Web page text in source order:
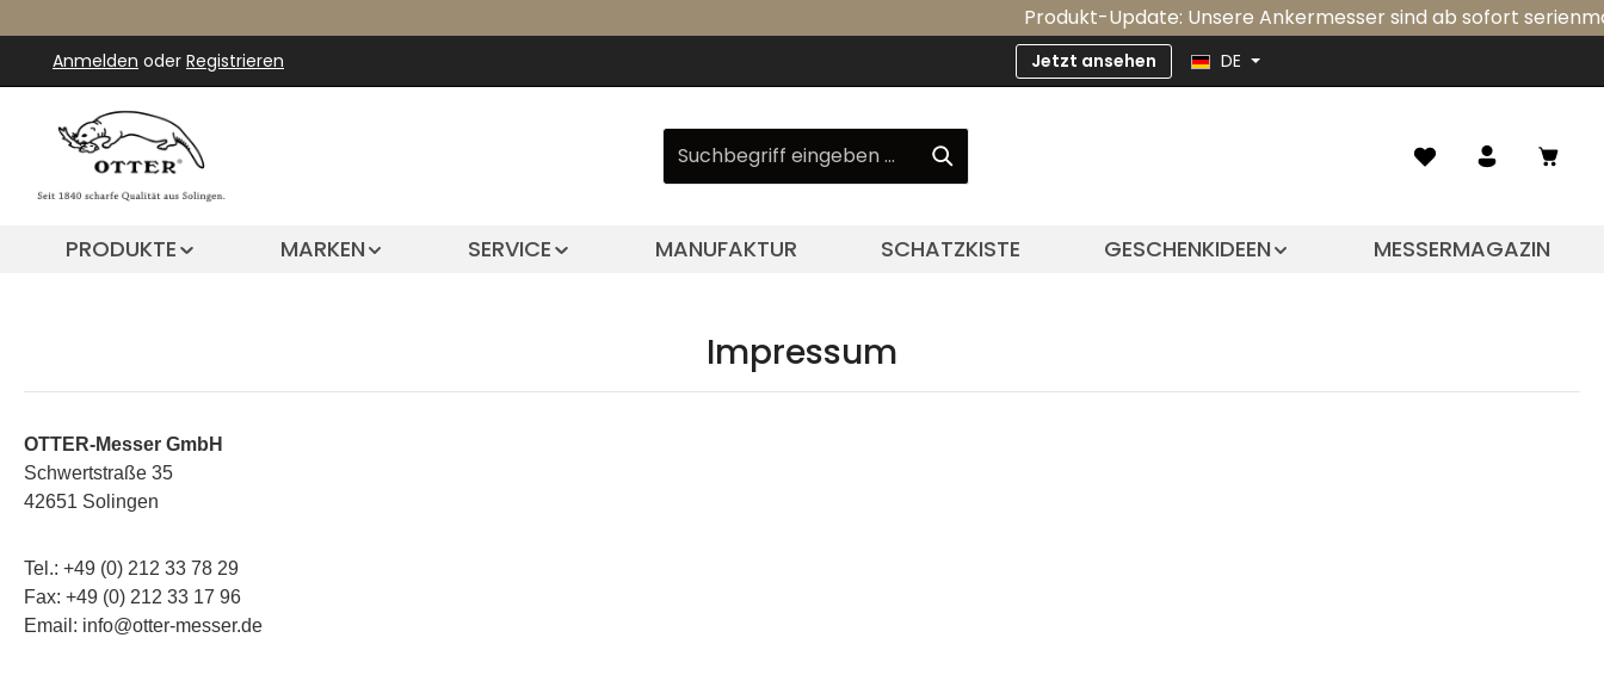
Produkt-Update: Unsere Ankermesser sind ab sofort
Anmelden oder Registrieren Jetzt ansehen DE
PRODUKTE MARKEN SERVICE MANUFAKTUR SCHATZKISTE GESCHENKIDEEN MESSERMAGAZIN
Impressum
OTTER-Messer GmbH
Schwertstraße 35
42651 Solingen
Tel.: +49 (0) 212 33 78 29
Fax: +49 (0) 212 33 17 96
Email: info@otter-messer.de